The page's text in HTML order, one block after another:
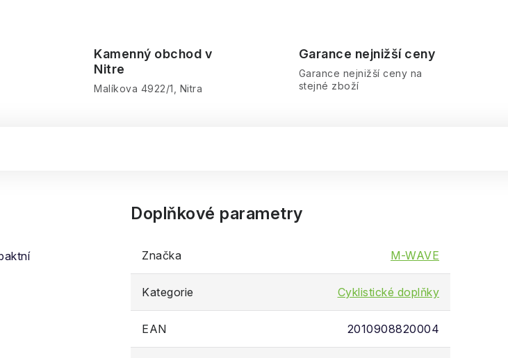
Kamenný obchod v
Nitre
Malíkova 4922/1, Nitra
Garance nejnižší ceny
Garance nejnižší ceny na
stejné zboží
Doplňkové parametry
Značka M-WAVE
Kategorie Cyklistické doplňky
EAN 2010908820004